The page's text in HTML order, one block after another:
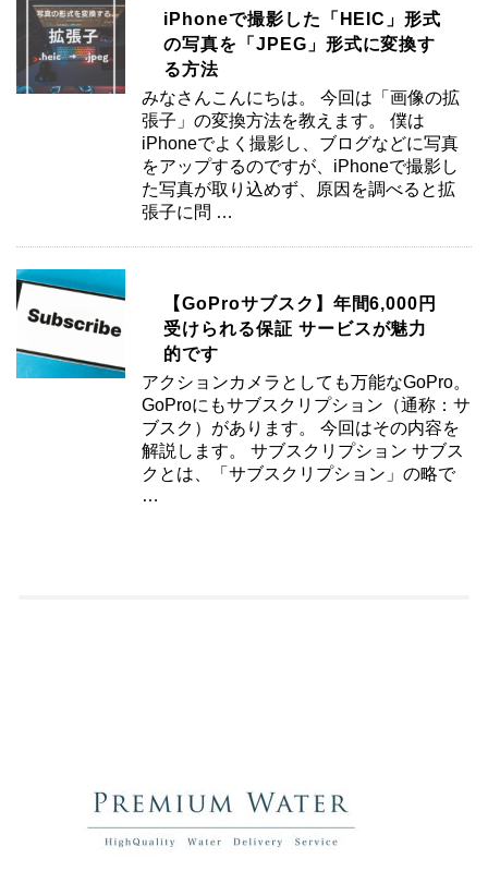
iPhoneで撮影した「HEIC」形式
の写真を「JPEG」形式に変換す
る方法
みなさんこんにちは。 今回は「画像の拡
張子」の変換方法を教えます。 僕は
iPhoneでよく撮影し、ブログなどに写真
をアップするのですが、iPhoneで撮影し
た写真が取り込めず、原因を調べると拡
張子に問 …
【GoProサブスク】年間6,000円
受けられる保証 サービスが魅力
的です
アクションカメラとしても万能なGoPro。
GoProにもサブスクリプション（通称：サ
ブスク）があります。 今回はその内容を
解説します。 サブスクリプション サブス
クとは、「サブスクリプション」の略で
…